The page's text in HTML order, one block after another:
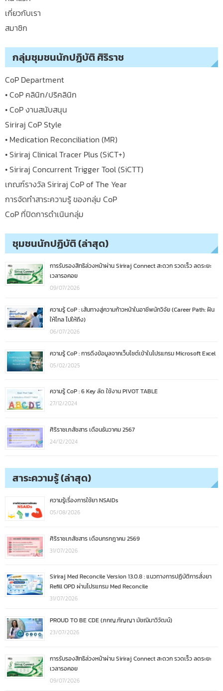
เกี่ยวกับเรา
สมาชิก
กลุ่มชุมชนนักปฏิบัติ ศิริราช
CoP Department
• CoP คลินิก/ปริคลินิก
• CoP งานสนับสนุน
Siriraj CoP Style
• Medication Reconciliation (MR)
• Siriraj Clinical Tracer Plus (SiCT+)
• Siriraj Concurrent Trigger Tool (SiCTT)
เกณฑ์รางวัล Siriraj CoP of The Year
การจัดทำสาระความรู้ ของกลุ่ม CoP
CoP ที่ปิดการดำเนินกลุ่ม
ชุมชนนักปฏิบัติ (ล่าสุด)
การรับรองสิทธิล่วงหน้าผ่าน Siriraj Connect สะดวก รวดเร็ว ลดระยะ
เวลารอคอย
09/07/2026
ความรู้ CoP : เส้นทางสู่ความก้าวหน้าในอาชีพนักวิจัย (Career Path: ฝัน
ให้ไกล ไปให้ถึง)
06/07/2026
ความรู้ CoP : การดึงข้อมูลจากเว็บไซต์เข้าในโปรแกรม Microsoft Excel
05/02/2025
ความรู้ CoP : 6 Key ลัด ใช้งาน PIVOT TABLE
27/12/2024
ศิริราชเภสัชสาร เดือนธันวาคม 2567
24/12/2024
สาระความรู้ (ล่าสุด)
ความรู้เรื่องการใช้ยา NSAIDs
05/08/2026
ศิริราชเภสัชสาร เดือนกรกฎาคม 2569
31/07/2026
Siriraj Med Reconcile Version 13.0.8 : แนวทางการปฏิบัติการสั่งยา
Refill OPD ผ่านโปรแกรม Med Reconcile
31/07/2026
PROUD TO BE CDE (ภกญ.กัญญา มัชฌิมาวิวัฒน์)
23/07/2026
การรับรองสิทธิล่วงหน้าผ่าน Siriraj Connect สะดวก รวดเร็ว ลดระยะ
เวลารอคอย
09/07/2026